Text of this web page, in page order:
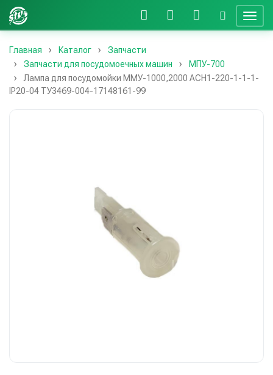
Главная Каталог
Запчасти
Запчасти для посудомоечных машин
МПУ-700
Лампа для посудомойки ММУ-1000,2000 АСН1-220-1-1-1-
IP20-04 ТУ3469-004-17148161-99